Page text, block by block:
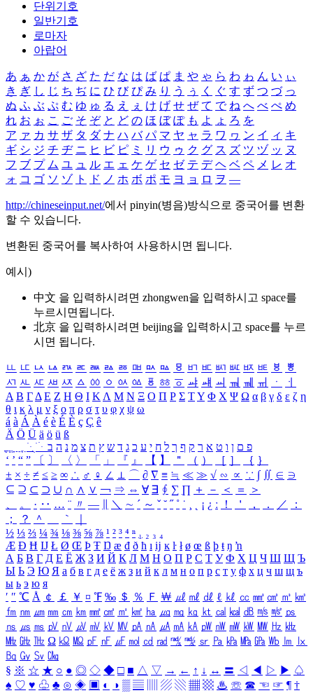
단위기호
일반기호
로마자
아랍어
あ ぁ か が さ ざ た だ な は ば ぱ ま や ゃ ら わ ゎ ん い ぃ
き ぎ し じ ち ぢ に ひ び ぴ み り う ぅ く ぐ す ず つ づ っ
ぬ ふ ぶ ぷ む ゆ ゅ る え ぇ け げ せ ぜ て で ね へ べ ぺ め
れ お ぉ こ ご そ ぞ と ど の ほ ぼ ぽ も よ ょ ろ を
ア ァ カ サ ザ タ ダ ナ ハ バ パ マ ヤ ャ ラ ワ ヮ ン イ ィ キ
ギ シ ジ チ ヂ ニ ヒ ビ ピ ミ リ ウ ゥ ク グ ス ズ ツ ヅ ッ ヌ
フ ブ プ ム ユ ュ ル エ ェ ケ ゲ セ ゼ テ デ ヘ ベ ペ メ レ オ
ォ コ ゴ ソ ゾ ト ド ノ ホ ボ ポ モ ヨ ョ ロ ヲ ―
http://chineseinput.net/에서 pinyin(병음)방식으로 중국어를 변환
할 수 있습니다.
변환된 중국어를 복사하여 사용하시면 됩니다.
예시)
中文 을 입력하시려면 zhongwen을 입력하시고 space를
누르시면됩니다.
北京 을 입력하시려면 beijing을 입력하시고 space를 누르
시면 됩니다.
ㅥ ㅦ ㅧ ㅨ ㅩ ㅪ ㅫ ㅬ ㅭ ㅮ ㅯ ㅰ ㅱ ㅲ ㅳ ㅴ ㅵ ㅶ ㅷ ㅸ
ㅹ
ㅺ ㅻ ㅼ ㅽ ㅾ ㅿ ㆀ ㆁ ㆂ ㆃ ㆄ ㆅ ㆆ ㆇ ㆈ ㆉ ㆊ ㆋ ㆌ ㆍ
ㆎ
Α Β ΓΔ Ε Ζ Η Θ Ι ΚΛ Μ Ν Ξ Ο Π Ρ Σ ΤΥ Φ Χ Ψ Ω α β γ δ ε ζ η
θ ι κ λ μ ν ξ ο π ρ σ τ υ φ χ ψ ω
á à Á À é è É È ç Ç ê
Ä Ö Ü ä ö ü ß
ִֶֹ ֻּ ׁׂ פ ם ן ו ט א ר ק ף ך ל ח י ע כ ג ד ש ץ ת צ מ נ ה ב
‘ ’ “ ” 〔 〕 〈 〉 「 」 『 』 【 】 ＂ （ ） ［ ］ ｛ ｝
± × ÷ ≠ ≤ ≥ ∞ ∴ ♂ ♀ ∠ ⊥ ⌒ ∂ ∇ ≡ ≒ ≪ ≫ √ ∽ ∝ ∵ ∫ ∬ ∈ ∋
⊆ ⊇ ⊂ ⊃ ∪ ∩ ∧ ∨ ￢ ⇒ ⇔ ∀ ∃ ∮ ∑ ∏ ＋ － ＜ ＝
＞
、
。 · ‥ … ¨ 〃 ― ＼ ∼ ´ ～ ˇ ˘ ˝ ˚ ˙ ¸ ¡ ¿ ː ！ ＇ ， ． ／
：
；
？ ＾ ｀
½ ⅓ ⅔ ¼ ¾ ⅛ ⅜ ⅝ ⅞ ¹ ² ³ ⁴ ⁿ ₁ ₂ ₃ ₄
Æ Ð Ħ Ĳ Ł Ø Œ Þ Ŧ Ŋ æ đ ð ħ ı ĳ ĸ ŀ ł ø œ ß þ ŧ ŋ ŉ
А Б В Г Д Е Ё Ж З И Й К Л М Н О П Р С Т У Ф Х Ц Ч Ш Щ Ъ
Ы Ь Э Ю Я а б в г д е ё ж з и й к л м н о п р с т у ф х ц ч ш щ ъ
ы ь э ю я
′ ″ ℃ Å ￠ ￡ ￥ ¤ ℉ ‰ ＄ ％ Ｆ ￦ ㎕ ㎖ ㎗ ℓ ㎘ ㏄ ㎣ ㎤ ㎥ ㎦
㎙ ㎚ ㎛ ㎜ ㎝ ㎞ ㎟ ㎠ ㎡ ㎢ ㏊ ㎍ ㎎ ㎏ ㏏ ㎈ ㎉ ㏈ ㎧ ㎨ ㎰
㎱ ㎲ ㎳ ㎴ ㎵ ㎶ ㎷ ㎸ ㎹ ㎀ ㎁ ㎂ ㎃ ㎄ ㎺ ㎻ ㎽ ㎾ ㎿ ㎐ ㎑
㎒ ㎓ ㎔ Ω ㏀ ㏁ ㎊ ㎋ ㎌ ㏖ ㏅ ㎭ ㎮ ㎯ ㏛ ㎩ ㎪ ㎫ ㎬ ㏝ ㏐
㏓
㏃ ㏉ ㏜ ㏆
§ ※ ☆ ★ ○ ● ◎ ◇ ◆ □ ■ △ ▽ → ← ↑ ↓ ↔ 〓 ◁ ◀ ▷ ▶ ♤
♠ ♡ ♥ ♧ ♣ ⊙ ◈ ▣ ◐ ◑ ▒ ▤ ▨ ▧ ▦ ▩ ♨ ☏ ☎ ☜ ☞ ¶ †